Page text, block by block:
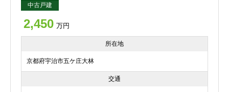
中古戸建
2,450 万円
所在地
京都府宇治市五ケ庄大林
交通